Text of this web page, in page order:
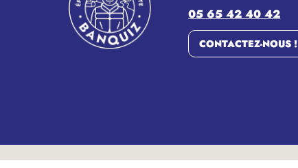
05 65 42 40 42
CONTACTEZ-NOUS !